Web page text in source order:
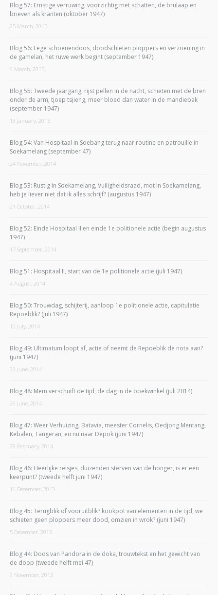
Blog 57: Ernstige verruwing, voorzichtig met schatten, de brulaap en
brieven als kranten (oktober 1947)
25 March, 2015
Blog 56: Lege schoenendoos, doodschieten ploppers en verzoening in
de gamelan, het ruwe werk begint (september 1947)
6 March, 2015
Blog 55: Tweede jaargang, rijst pellen in de nacht, schieten met de bren
onder de arm, tjoep tsjieng, meer bloed dan water in de mandiebak
(september 1947)
13 January, 2015
Blog 54: Van Hospitaal in Soebang terug naar routine en patrouille in
Soekamelang (september 47)
24 November, 2014
Blog 53: Rustig in Soekamelang, Vuiligheidsraad, mot in Soekamelang,
heb je liever niet dat ik alles schrijf? (augustus 1947)
21 October, 2014
Blog 52: Einde Hospitaal II en einde 1e politionele actie (begin augustus
1947)
17 September, 2014
Blog 51: Hospitaal II, start van de 1e politionele actie (juli 1947)
4 August, 2014
Blog 50: Trouwdag, schijterij, aanloop 1e politionele actie, capitulatie
Repoeblik? (juli 1947)
10 July, 2014
Blog 49: Ultimatum loopt af, actie of neemt de Repoeblik de nota aan?
(juni 1947)
30 June, 2014
Blog 48: Mem verschuift de tijd, de dag in de boekwinkel (juli 2014)
26 June, 2014
Blog 47: Weer Verhuizing, Batavia, meester Cornelis, Oedjong Mentang,
Kebalen, Tangeran, en nu naar Depok (juni 1947)
28 February, 2014
Blog 46: Heerlijke reisjes, duizenden sterven van de honger, is er een
keerpunt? (tweede helft juni 1947)
16 December, 2013
Blog 45: Terugblik of vooruitblik? kookpot van elementen in de tijd, we
schieten geen ploppers meer dood, omzien in wrok? (juni 1947)
5 December, 2013
Blog 44: Doos van Pandora in de doka, trouwtekst en het gewicht van
de doop (tweede helft mei 47)
9 November, 2013